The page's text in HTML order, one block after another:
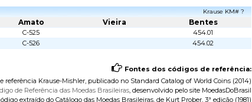
Krause KM# ?
Amato Vieira Bentes
C-525
454.01
C-526 454.02
Fontes dos códigos de referência:
referência Krause-Mishler, publicado no Standard Catalog of World Coins (2014)
de Referência das Moedas Brasileiras, desenvolvido pelo site MoedasDoBrasil
extraído do Catálogo das Moedas Brasileiras, de Kurt Prober, 3ª edição (1981)